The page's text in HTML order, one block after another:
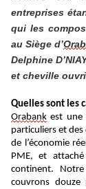
entreprises
qui les
au Siège d’
Delphine
et cheville
Quelles sont les
Orabank est une
particuliers et
de l’économie
PME, et
continent.
couvrons douze